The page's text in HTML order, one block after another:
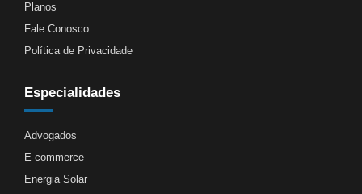
Planos
Fale Conosco
Política de Privacidade
Especialidades
Advogados
E-commerce
Energia Solar